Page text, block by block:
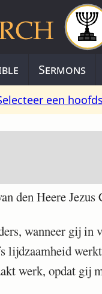
Sermons
een
den Heere
wanneer gij in
lijdzaamheid
werk, opdat gij